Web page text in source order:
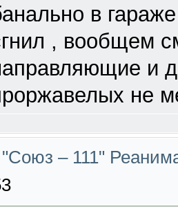
в
, вообщем
и
не
"Союз – 111"